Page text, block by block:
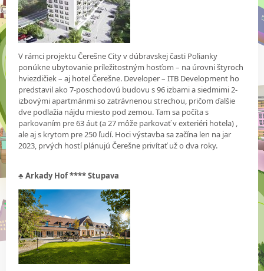
V rámci projektu Čerešne City v dúbravskej časti Polianky
ponúkne ubytovanie príležitostným hosťom – na úrovni štyroch
hviezdičiek – aj hotel Čerešne. Developer – ITB Development ho
predstavil ako 7-poschodovú budovu s 96 izbami a siedmimi 2-
izbovými apartmánmi so zatrávnenou strechou, pričom ďalšie
dve podlažia nájdu miesto pod zemou. Tam sa počíta s
parkovaním pre 63 áut (a 27 môže parkovať v exteriéri hotela) ,
ale aj s krytom pre 250 ľudí. Hoci výstavba sa začína len na jar
2023, prvých hostí plánujú Čerešne privítať už o dva roky.
♣Arkady Hof **** Stupava